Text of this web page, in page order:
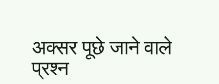
अक्सर पूछे जाने वाले
प्रश्न